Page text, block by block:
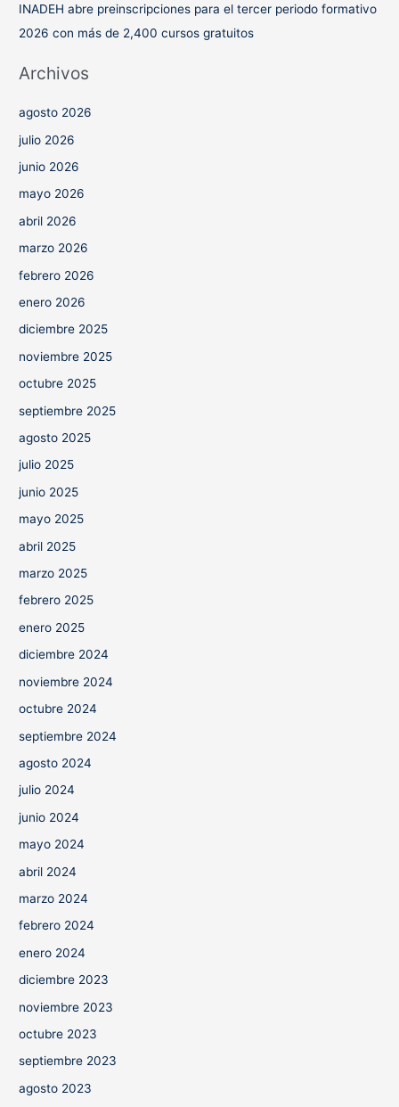
INADEH abre preinscripciones para el tercer periodo formativo
2026 con más de 2,400 cursos gratuitos
Archivos
agosto 2026
julio 2026
junio 2026
mayo 2026
abril 2026
marzo 2026
febrero 2026
enero 2026
diciembre 2025
noviembre 2025
octubre 2025
septiembre 2025
agosto 2025
julio 2025
junio 2025
mayo 2025
abril 2025
marzo 2025
febrero 2025
enero 2025
diciembre 2024
noviembre 2024
octubre 2024
septiembre 2024
agosto 2024
julio 2024
junio 2024
mayo 2024
abril 2024
marzo 2024
febrero 2024
enero 2024
diciembre 2023
noviembre 2023
octubre 2023
septiembre 2023
agosto 2023